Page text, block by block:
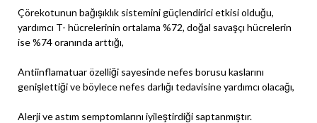
Çörekotunun bağışıklık sistemini güçlendirici etkisi olduğu,
yardımcı T- hücrelerinin ortalama %72, doğal savaşçı hücrelerin
ise %74 oranında arttığı,
Antiinflamatuar özelliği sayesinde nefes borusu kaslarını
genişlettiği ve böylece nefes darlığı tedavisine yardımcı olacağı,
Alerji ve astım semptomlarını iyileştirdiği saptanmıştır.